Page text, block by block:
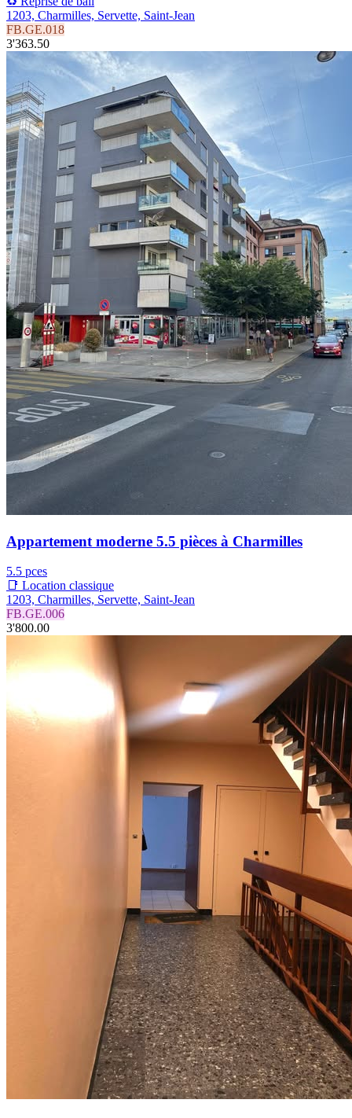
1203, Charmilles, Servette, Saint-Jean
FB.GE.018
3'363.50
Appartement moderne 5.5 pièces à Charmilles
5.5 pces
📑 Location classique
1203, Charmilles, Servette, Saint-Jean
FB.GE.006
3'800.00